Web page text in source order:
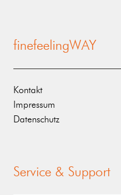
finefeelingWAY
Kontakt
Impressum
Datenschutz
Service & Support